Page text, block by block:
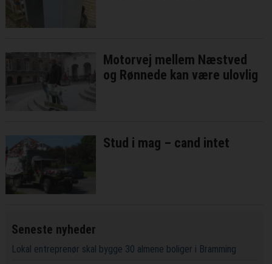
Motorvej mellem Næstved
og Rønnede kan være ulovlig
Stud i mag – cand intet
Seneste nyheder
Lokal entreprenør skal bygge 30 almene boliger i Bramming